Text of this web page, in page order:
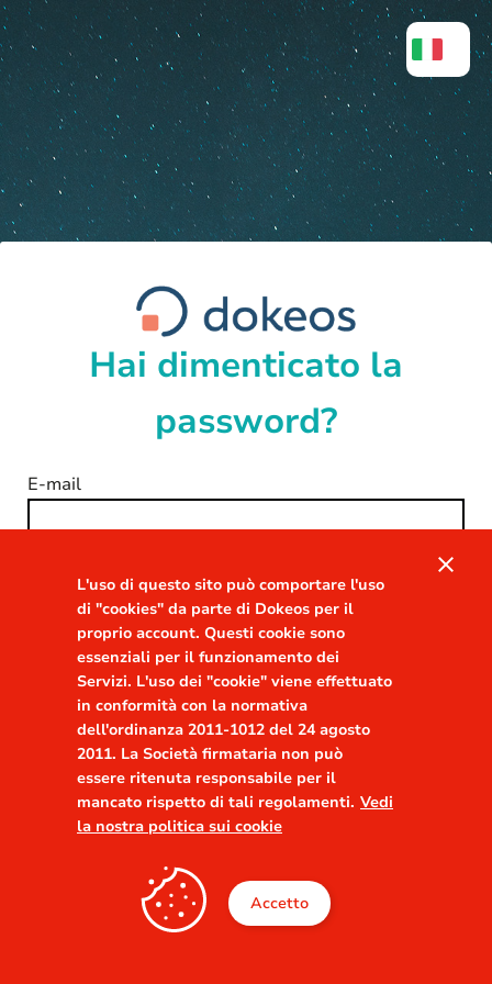
Hai dimenticato la
password?
E-mail
Accedi
L'uso di questo sito può comportare l'uso
di "cookies" da parte di Dokeos per il
proprio account. Questi cookie sono
essenziali per il funzionamento dei
Servizi. L'uso dei "cookie" viene effettuato
in conformità con la normativa
dell'ordinanza 2011-1012 del 24 agosto
2011. La Società firmataria non può
essere ritenuta responsabile per il
mancato rispetto di tali regolamenti. Vedi
la nostra politica sui cookie
Accetto
close